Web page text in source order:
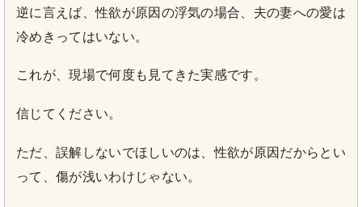
逆に言えば、性欲が原因の浮気の場合、夫の妻への愛は
冷めきってはいない。
これが、現場で何度も見てきた実感です。
信じてください。
ただ、誤解しないでほしいのは、性欲が原因だからとい
って、傷が浅いわけじゃない。